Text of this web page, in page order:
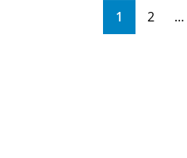
1 2